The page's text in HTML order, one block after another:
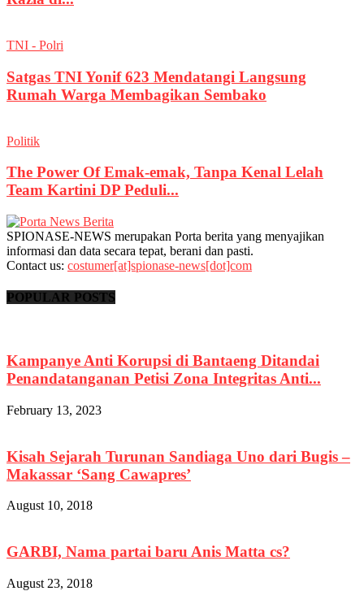
TNI - Polri
Satgas TNI Yonif 623 Mendatangi Langsung
Rumah Warga Membagikan Sembako
Politik
The Power Of Emak-emak, Tanpa Kenal Lelah
Team Kartini DP Peduli...
SPIONASE-NEWS merupakan Porta berita yang menyajikan
informasi dan data secara tepat, berani dan pasti.
Contact us: costumer[at]spionase-news[dot]com
POPULAR POSTS
Kampanye Anti Korupsi di Bantaeng Ditandai
Penandatanganan Petisi Zona Integritas Anti...
February 13, 2023
Kisah Sejarah Turunan Sandiaga Uno dari Bugis –
Makassar ‘Sang Cawapres’
August 10, 2018
GARBI, Nama partai baru Anis Matta cs?
August 23, 2018